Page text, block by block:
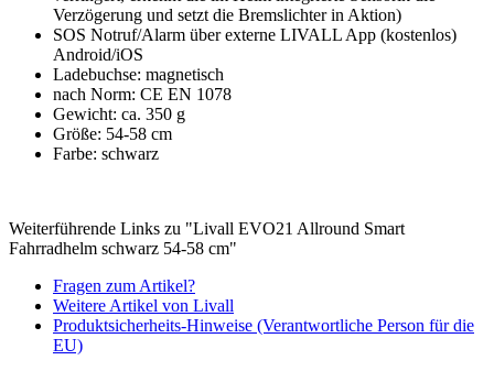
Verzögerung und setzt die Bremslichter in Aktion)
SOS Notruf/Alarm über externe LIVALL App (kostenlos)
Android/iOS
Ladebuchse: magnetisch
nach Norm: CE EN 1078
Gewicht: ca. 350 g
Größe: 54-58 cm
Farbe: schwarz
Weiterführende Links zu "Livall EVO21 Allround Smart
Fahrradhelm schwarz 54-58 cm"
Fragen zum Artikel?
Weitere Artikel von Livall
Produktsicherheits-Hinweise (Verantwortliche Person für die
EU)